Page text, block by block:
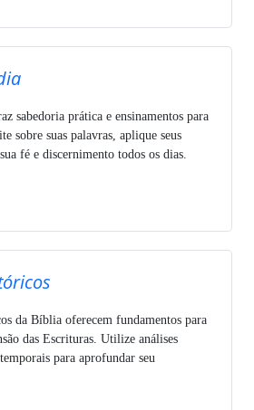
sabedoria prática e ensinamentos para
sobre suas palavras, aplique seus
fé e discernimento todos os dias.
da Bíblia oferecem fundamentos para
das Escrituras. Utilize análises
para aprofundar seu